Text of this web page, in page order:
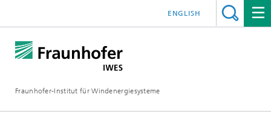
Fraunhofer-Institut für Windenergiesysteme
ENGLISH